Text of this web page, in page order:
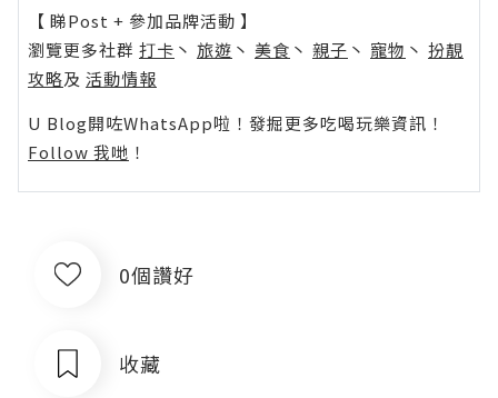
【 睇Post + 參加品牌活動 】
瀏覽更多社群 打卡 丶 旅遊 丶 美食 丶 親子 丶 寵物 丶 扮靚
攻略及 活動情報
U Blog開咗WhatsApp啦！發掘更多吃喝玩樂資訊！
Follow 我哋 ！
0個讚好
收藏